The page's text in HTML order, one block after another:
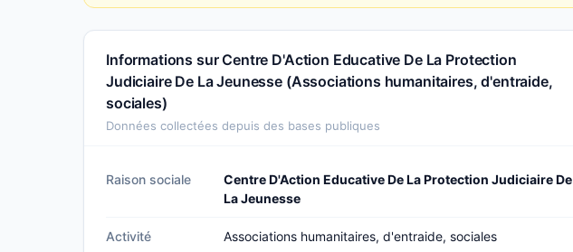
Informations sur Centre D'Action Educative De La Protection
Judiciaire De La Jeunesse (Associations humanitaires, d'entraide,
sociales)
Données collectées depuis des bases publiques
Raison sociale
Centre D'Action Educative De La Protection Judiciaire De
La Jeunesse
Activité Associations humanitaires, d'entraide, sociales